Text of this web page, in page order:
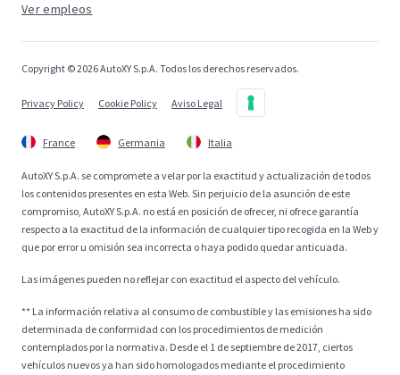
Ver empleos
Copyright © 2026 AutoXY S.p.A. Todos los derechos reservados.
Privacy Policy Cookie Policy Aviso Legal
France Germania Italia
AutoXY S.p.A. se compromete a velar por la exactitud y actualización de todos
los contenidos presentes en esta Web. Sin perjuicio de la asunción de este
compromiso, AutoXY S.p.A. no está en posición de ofrecer, ni ofrece garantía
respecto a la exactitud de la información de cualquier tipo recogida en la Web y
que por error u omisión sea incorrecta o haya podido quedar anticuada.
Las imágenes pueden no reflejar con exactitud el aspecto del vehículo.
** La información relativa al consumo de combustible y las emisiones ha sido
determinada de conformidad con los procedimientos de medición
contemplados por la normativa. Desde el 1 de septiembre de 2017, ciertos
vehículos nuevos ya han sido homologados mediante el procedimiento